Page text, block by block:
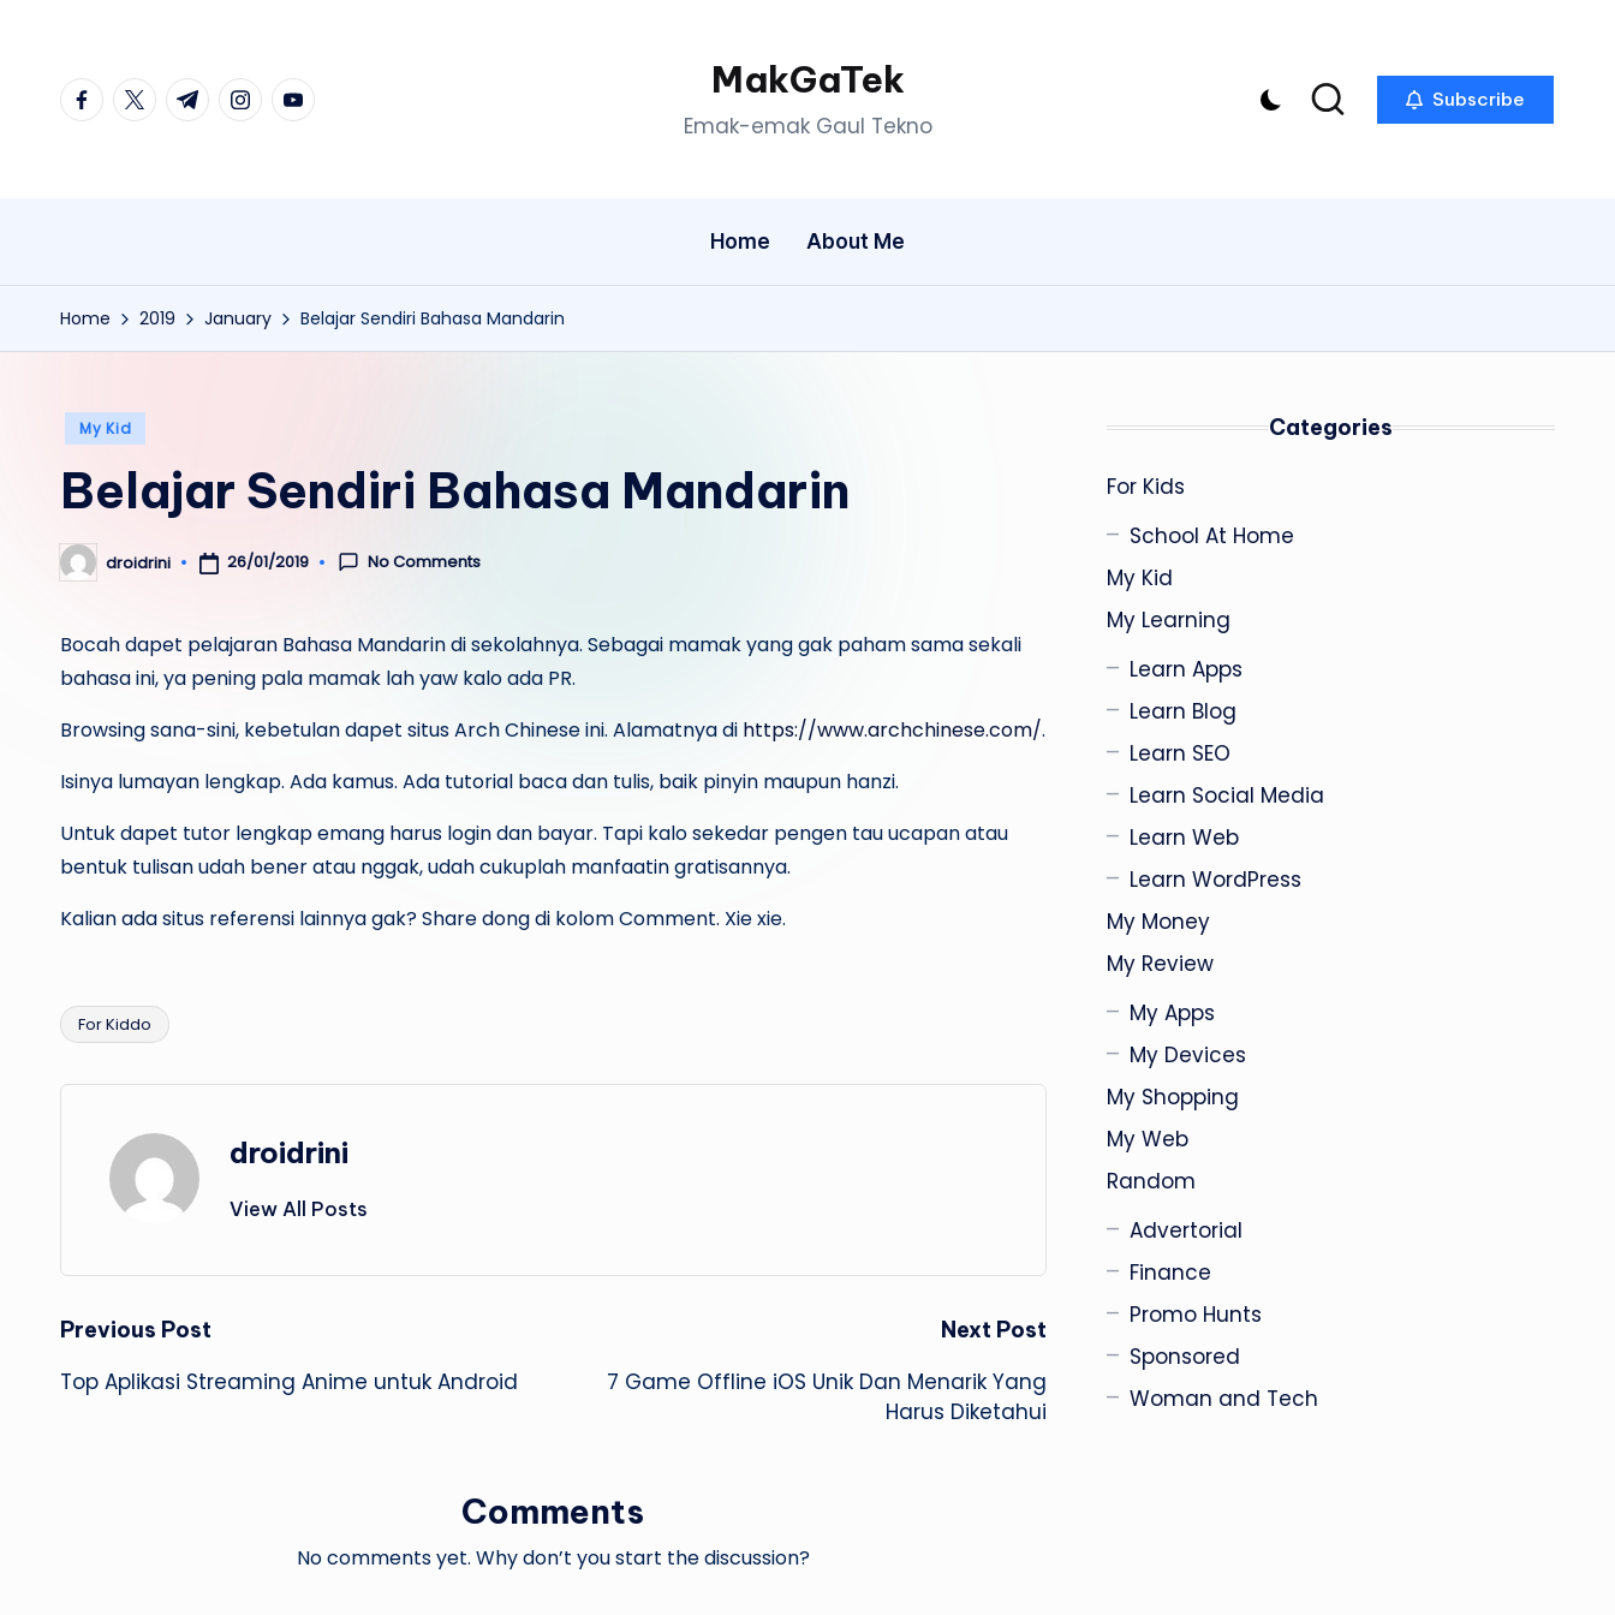
facebook.com
twitter.com
t.me instagram.com
youtube.com MakGaTek
Emak-emak Gaul Tekno
Subscribe
Home About Me
Home 2019 January Belajar Sendiri Bahasa Mandarin
Posted
My Kid
Belajar Sendiri Bahasa Mandarin
Posted
by
droidrini 26/01/2019 No Comments
Bocah dapet pelajaran Bahasa Mandarin di sekolahnya. Sebagai mamak yang gak paham sama sekali
bahasa ini, ya pening pala mamak lah yaw kalo ada PR.
Browsing sana-sini, kebetulan dapet situs Arch Chinese ini. Alamatnya di https://www.archchinese.com/.
Isinya lumayan lengkap. Ada kamus. Ada tutorial baca dan tulis, baik pinyin maupun hanzi.
Untuk dapet tutor lengkap emang harus login dan bayar. Tapi kalo sekedar pengen tau ucapan atau
bentuk tulisan udah bener atau nggak, udah cukuplah manfaatin gratisannya.
Kalian ada situs referensi lainnya gak? Share dong di kolom Comment. Xie xie.
Tags:
For Kiddo
droidrini
View All Posts
Post
navigation
Previous Post
Top Aplikasi Streaming Anime untuk Android
Next Post
7 Game Offline iOS Unik Dan Menarik Yang
Harus Diketahui
Comments
No comments yet. Why don’t you start the discussion?
Categories
For Kids
School At Home
My Kid
My Learning
Learn Apps
Learn Blog
Learn SEO
Learn Social Media
Learn Web
Learn WordPress
My Money
My Review
My Apps
My Devices
My Shopping
My Web
Random
Advertorial
Finance
Promo Hunts
Sponsored
Woman and Tech